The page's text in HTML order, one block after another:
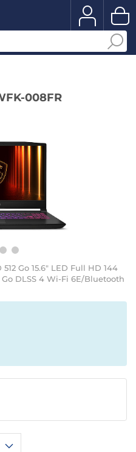
008FR
Go 15.6" LED Full HD 144
DLSS 4 Wi-Fi 6E/Bluetooth